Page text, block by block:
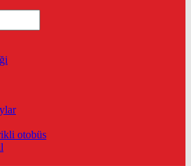
otobüs